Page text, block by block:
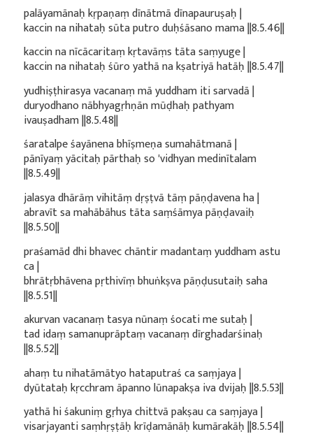
palāyamānaḥ kṛpaṇaṃ dīnātmā dīnapauruṣaḥ |
kaccin na nihataḥ sūta putro duḥśāsano mama ||8.5.46||
kaccin na nīcācaritaṃ kṛtavāṃs tāta saṃyuge |
kaccin na nihataḥ śūro yathā na kṣatriyā hatāḥ ||8.5.47||
yudhiṣṭhirasya vacanaṃ mā yuddham iti sarvadā |
duryodhano nābhyagṛhṇān mūḍhaḥ pathyam
ivauṣadham ||8.5.48||
śaratalpe śayānena bhīṣmeṇa sumahātmanā |
pānīyaṃ yācitaḥ pārthaḥ so 'vidhyan medinītalam
||8.5.49||
jalasya dhārāṃ vihitāṃ dṛṣṭvā tāṃ pāṇḍavena ha |
abravīt sa mahābāhus tāta saṃśāmya pāṇḍavaiḥ
||8.5.50||
praśamād dhi bhavec chāntir madantaṃ yuddham astu
ca |
bhrātṛbhāvena pṛthivīṃ bhuṅkṣva pāṇḍusutaiḥ saha
||8.5.51||
akurvan vacanaṃ tasya nūnaṃ śocati me sutaḥ |
tad idaṃ samanuprāptaṃ vacanaṃ dīrghadarśinaḥ
||8.5.52||
ahaṃ tu nihatāmātyo hataputraś ca saṃjaya |
dyūtataḥ kṛcchram āpanno lūnapakṣa iva dvijaḥ ||8.5.53||
yathā hi śakuniṃ gṛhya chittvā pakṣau ca saṃjaya |
visarjayanti saṃhṛṣṭāḥ krīḍamānāḥ kumārakāḥ ||8.5.54||